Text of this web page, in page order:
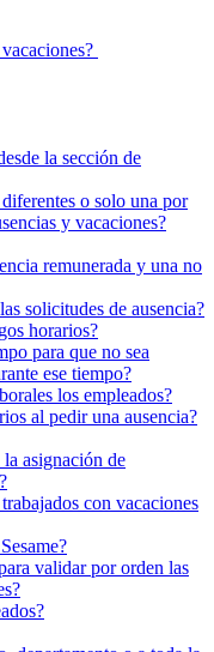
la sección de
o solo una por
y vacaciones?
remunerada y una no
solicitudes de ausencia?
horarios?
para que no sea
ese tiempo?
los empleados?
al pedir una ausencia?
asignación de
con vacaciones
validar por orden las